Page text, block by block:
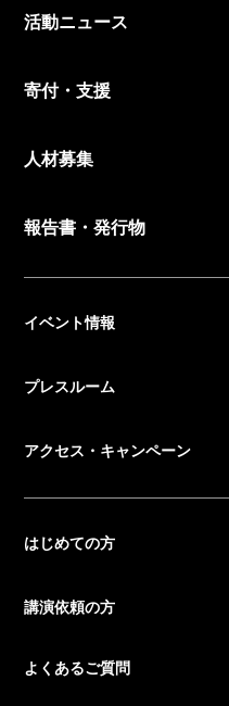
活動ニュース
寄付・支援
人材募集
報告書・発行物
イベント情報
プレスルーム
アクセス・キャンペーン
はじめての方
講演依頼の方
よくあるご質問